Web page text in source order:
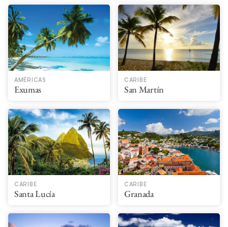
AMÉRICAS
Exumas
CARIBE
San Martín
CARIBE
Santa Lucía
CARIBE
Granada